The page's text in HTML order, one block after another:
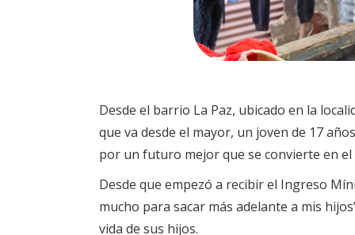
Desde el barrio La Paz, ubicado en la
que va desde el mayor, un joven de 17
por un futuro mejor que se convierte en
Desde que empezó a recibir el Ingreso
mucho para sacar más adelante a mis
vida de sus hijos.